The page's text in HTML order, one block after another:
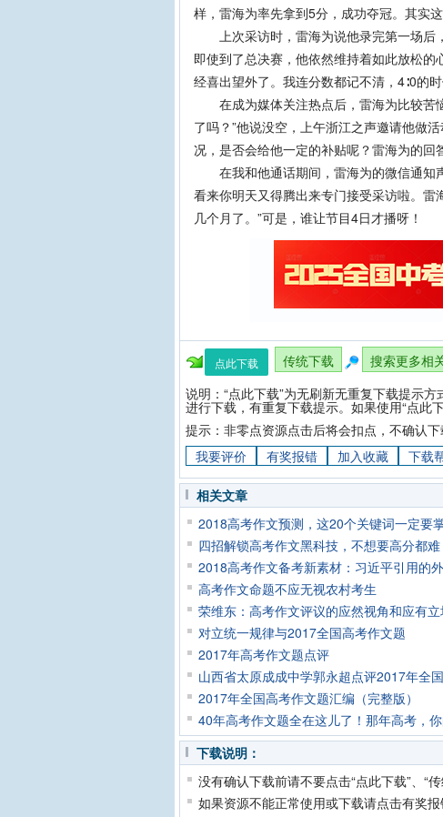
样，雷海为率先拿到5分，成功夺冠。其实
上次采访时，雷海为说他录完第一场后
即使到了总决赛，他依然维持着如此放松
经喜出望外了。我连分数都记不清，4∶0的
在成为媒体关注热点后，雷海为比较苦
了吗？”他说没空，上午浙江之声邀请他做
况，是否会给他一定的补贴呢？雷海为的回
在我和他通话期间，雷海为的微信通知
看来你明天又得腾出来专门接受采访啦。
几个月了。”可是，谁让节目4日才播呀！
点此下载 传统下载
搜索更多相
说明：“点此下载”为无刷新无重复下载提示
进行下载，有重复下载提示。如果使用“点此
提示：非零点资源点击后将会扣点，不确认下
我要评价
有奖报错 加入收藏 下载
相关文章
2018高考作文预测，这20个关键词一定要
四招解锁高考作文黑科技，不想要高分都难
2018高考作文备考新素材：习近平引用的
高考作文命题不应无视农村考生
荣维东：高考作文评议的应然视角和应有立
对立统一规律与2017全国高考作文题
2017年高考作文题点评
山西省太原成成中学郭永超点评2017年全
2017年全国高考作文题汇编（完整版）
40年高考作文题全在这儿了！那年高考，
下载说明：
没有确认下载前请不要点击“点此下载”、“
如果资源不能正常使用或下载请点击有奖